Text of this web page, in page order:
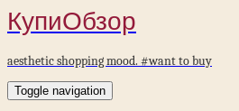
КупиОбзор
aesthetic shopping mood. #want to buy
Toggle navigation